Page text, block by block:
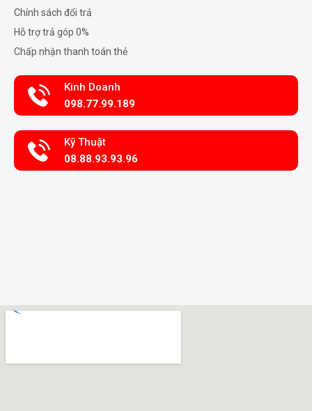
Chính sách đổi trả
Hỗ trợ trả góp 0%
Chấp nhận thanh toán thẻ
Kinh Doanh
098.77.99.189
Kỹ Thuật
08.88.93.93.96